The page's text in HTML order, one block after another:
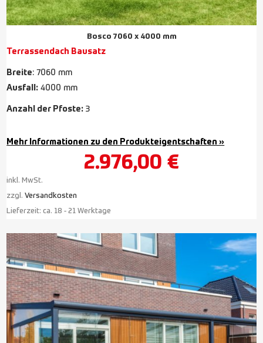
Bosco 7060 x 4000 mm
Terrassendach Bausatz
Breite: 7060 mm
Ausfall: 4000 mm
Anzahl der Pfoste: 3
Mehr Informationen zu den Produkteigentschaften »
2.976,00 €
inkl. MwSt.
zzgl.Versandkosten
Lieferzeit:ca. 18 - 21 Werktage